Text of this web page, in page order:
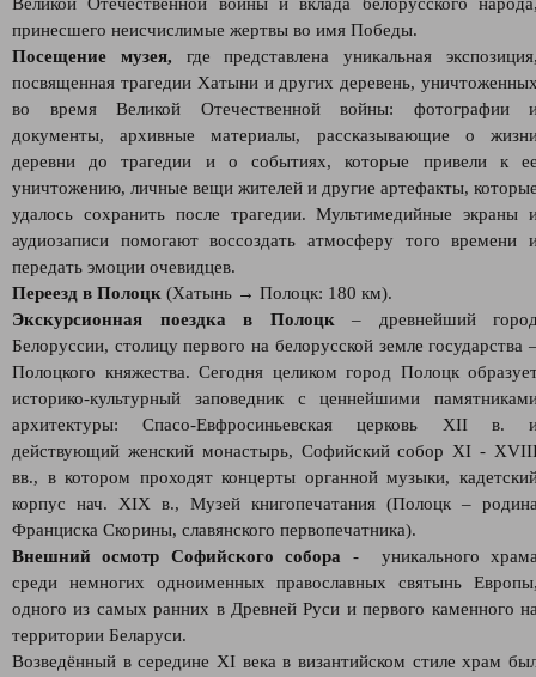
принесшего неисчислимые жертвы во имя Победы.
Посещение музея, где представлена уникальная
посвященная трагедии Хатыни и других деревень,
во время Великой Отечественной войны: фотографии
документы, архивные материалы, рассказывающие о
деревни до трагедии и о событиях, которые привели к
уничтожению, личные вещи жителей и другие артефакты,
удалось сохранить после трагедии. Мультимедийные экраны
аудиозаписи помогают воссоздать атмосферу того времени
передать эмоции очевидцев.
Переезд в Полоцк (Хатынь → Полоцк: 180 км).
Экскурсионная поездка в Полоцк – древнейший
Белоруссии, столицу первого на белорусской земле государства
Полоцкого княжества. Сегодня целиком город Полоцк
историко-культурный заповедник с ценнейшими
архитектуры: Спасо-Евфросиньевская церковь XII в.
действующий женский монастырь, Софийский собор XI -
вв., в котором проходят концерты органной музыки,
корпус нач. XIX в., Музей книгопечатания (Полоцк –
Франциска Скорины, славянского первопечатника).
Внешний осмотр Софийского собора - уникального
среди немногих одноименных православных святынь
одного из самых ранних в Древней Руси и первого каменного
территории Беларуси.
Возведённый в середине XI века в византийском стиле храм